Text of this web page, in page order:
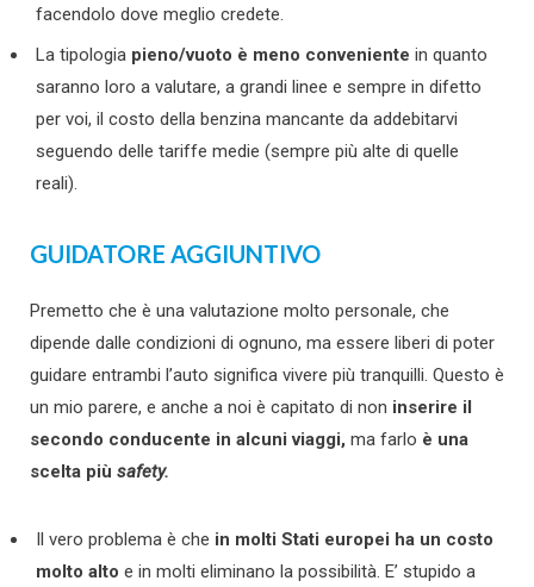
facendolo dove meglio credete.
La tipologia pieno/vuoto è meno conveniente in quanto
saranno loro a valutare, a grandi linee e sempre in difetto
per voi, il costo della benzina mancante da addebitarvi
seguendo delle tariffe medie (sempre più alte di quelle
reali).
GUIDATORE AGGIUNTIVO
Premetto che è una valutazione molto personale, che
dipende dalle condizioni di ognuno, ma essere liberi di poter
guidare entrambi l’auto significa vivere più tranquilli. Questo è
un mio parere, e anche a noi è capitato di non inserire il
secondo conducente in alcuni viaggi, ma farlo è una
scelta più safety.
Il vero problema è che in molti Stati europei ha un costo
molto alto e in molti eliminano la possibilità. E’ stupido a